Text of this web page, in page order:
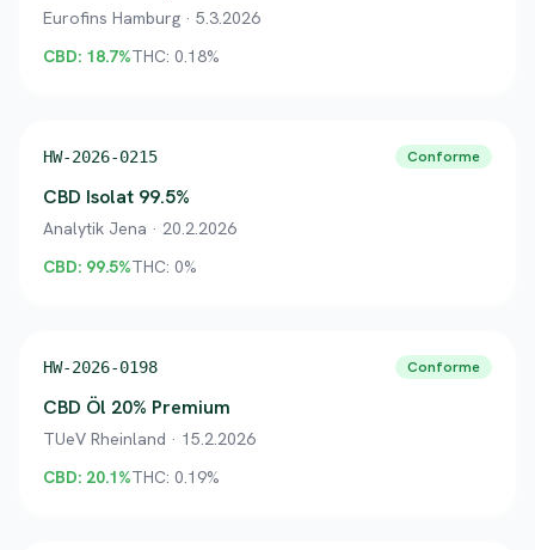
Eurofins Hamburg · 5.3.2026
CBD: 18.7%THC: 0.18%
HW-2026-0215 Conforme
CBD Isolat 99.5%
Analytik Jena · 20.2.2026
CBD: 99.5%THC: 0%
HW-2026-0198 Conforme
CBD Öl 20% Premium
TUeV Rheinland · 15.2.2026
CBD: 20.1%THC: 0.19%